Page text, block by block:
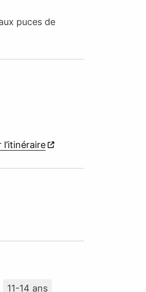
puces de
l’itinéraire
11-14 ans